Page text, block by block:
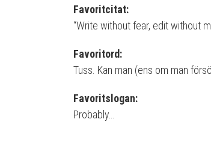
Favoritcitat:
“Write without fear, edit without
Favoritord:
Tuss. Kan man (ens om man
Favoritslogan:
Probably…